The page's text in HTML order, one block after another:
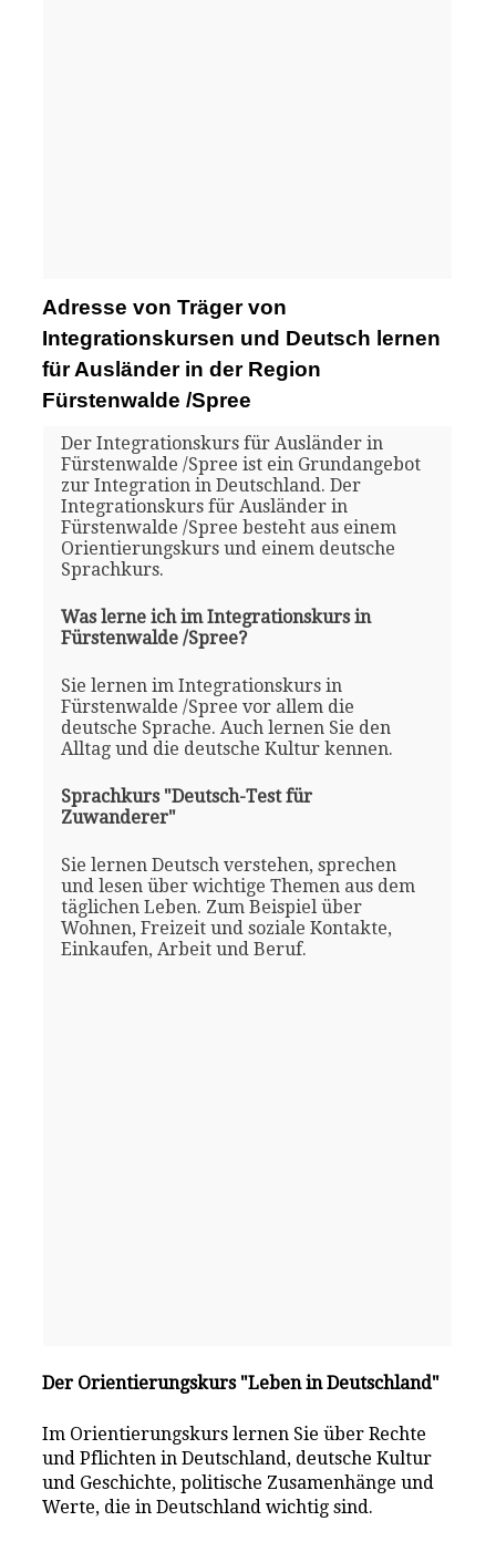
Adresse von Träger von
Integrationskursen und Deutsch lernen
für Ausländer in der Region
Fürstenwalde /Spree
Der Integrationskurs für Ausländer in
Fürstenwalde /Spree ist ein Grundangebot
zur Integration in Deutschland. Der
Integrationskurs für Ausländer in
Fürstenwalde /Spree besteht aus einem
Orientierungskurs und einem deutsche
Sprachkurs.
Was lerne ich im Integrationskurs in
Fürstenwalde /Spree?
Sie lernen im Integrationskurs in
Fürstenwalde /Spree vor allem die
deutsche Sprache. Auch lernen Sie den
Alltag und die deutsche Kultur kennen.
Sprachkurs "Deutsch-Test für
Zuwanderer"
Sie lernen Deutsch verstehen, sprechen
und lesen über wichtige Themen aus dem
täglichen Leben. Zum Beispiel über
Wohnen, Freizeit und soziale Kontakte,
Einkaufen, Arbeit und Beruf.
Der Orientierungskurs "Leben in Deutschland"
Im Orientierungskurs lernen Sie über Rechte
und Pflichten in Deutschland, deutsche Kultur
und Geschichte, politische Zusamenhänge und
Werte, die in Deutschland wichtig sind.